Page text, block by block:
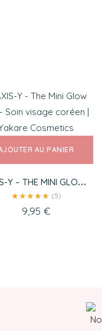
AU PANIER
Y – THE MINI GLOW
SET
★★★★★ (5)
9,95 €